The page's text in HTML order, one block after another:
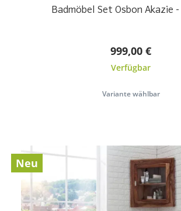
Badmöbel Set Osbon Akazie
999,00 €
Verfügbar
Variante wählbar
Neu